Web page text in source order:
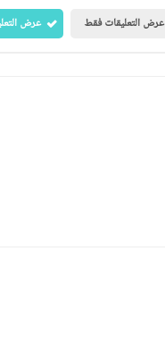
عرض التعليقات فقط عرض